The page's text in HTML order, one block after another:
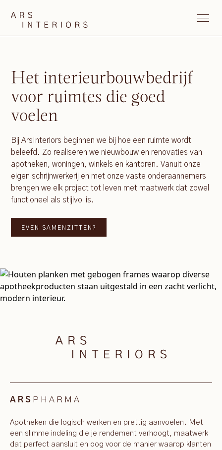
Het interieurbouwbedrijf
voor ruimtes die goed
voelen
Bij ArsInteriors beginnen we bij hoe een ruimte wordt
beleefd. Zo realiseren we nieuwbouw en renovaties van
apotheken, woningen, winkels en kantoren. Vanuit onze
eigen schrijnwerkerij en met onze vaste onderaannemers
brengen we elk project tot leven met maatwerk dat zowel
functioneel als stijlvol is.
EVEN SAMENZITTEN?
ARS PHARMA
Apotheken die logisch werken en prettig aanvoelen. Met
een slimme indeling die je rendement verhoogt, maatwerk
dat perfect aansluit en oog voor de manier waarop klanten